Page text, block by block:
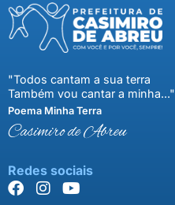
"Todos cantam a sua terra
Também vou cantar a minha..."
Poema Minha Terra
Casimiro de Abreu
Redes sociais